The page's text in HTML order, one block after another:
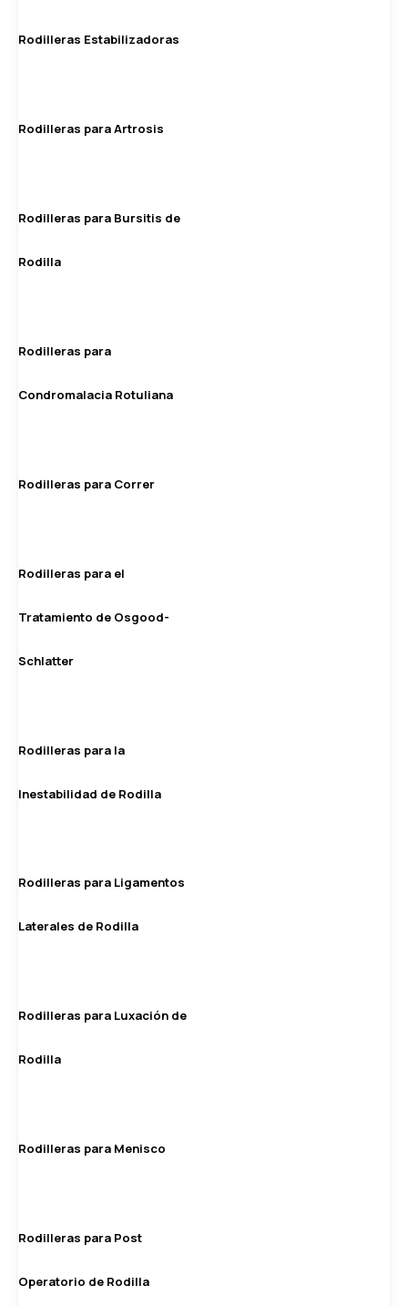
Rodilleras Estabilizadoras
Rodilleras para Artrosis
Rodilleras para Bursitis de
Rodilla
Rodilleras para
Condromalacia Rotuliana
Rodilleras para Correr
Rodilleras para el
Tratamiento de Osgood-
Schlatter
Rodilleras para la
Inestabilidad de Rodilla
Rodilleras para Ligamentos
Laterales de Rodilla
Rodilleras para Luxación de
Rodilla
Rodilleras para Menisco
Rodilleras para Post
Operatorio de Rodilla